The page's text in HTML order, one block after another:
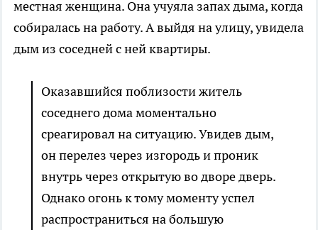
местная женщина. Она учуяла запах дыма, когда
собиралась на работу. А выйдя на улицу, увидела
дым из соседней с ней квартиры.
Оказавшийся поблизости житель
соседнего дома моментально
среагировал на ситуацию. Увидев дым,
он перелез через изгородь и проник
внутрь через открытую во дворе дверь.
Однако огонь к тому моменту успел
распространиться на большую